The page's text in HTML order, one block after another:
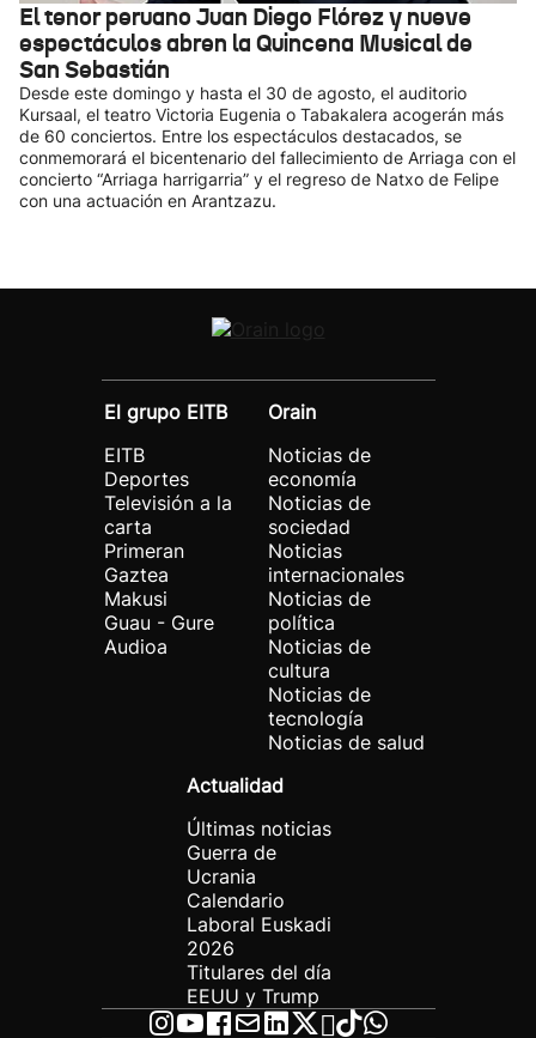
El tenor peruano Juan Diego Flórez y nueve
espectáculos abren la Quincena Musical de
San Sebastián
Desde este domingo y hasta el 30 de agosto, el auditorio
Kursaal, el teatro Victoria Eugenia o Tabakalera acogerán más
de 60 conciertos. Entre los espectáculos destacados, se
conmemorará el bicentenario del fallecimiento de Arriaga con el
concierto “Arriaga harrigarria” y el regreso de Natxo de Felipe
con una actuación en Arantzazu.
El grupo EITB
EITB
Deportes
Televisión a la
carta
Primeran
Gaztea
Makusi
Guau - Gure
Audioa
Orain
Noticias de
economía
Noticias de
sociedad
Noticias
internacionales
Noticias de
política
Noticias de
cultura
Noticias de
tecnología
Noticias de salud
Actualidad
Últimas noticias
Guerra de
Ucrania
Calendario
Laboral Euskadi
2026
Titulares del día
EEUU y Trump